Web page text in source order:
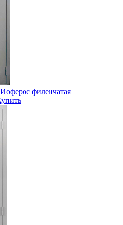
филенчатая